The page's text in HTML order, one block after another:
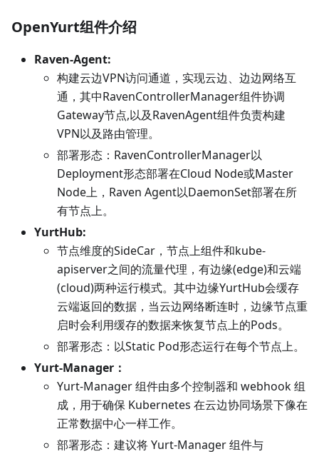
OpenYurt组件介绍
Raven-Agent:
构建云边VPN访问通道，实现云边、边边网络互
通，其中RavenControllerManager组件协调
Gateway节点,以及RavenAgent组件负责构建
VPN以及路由管理。
部署形态：RavenControllerManager以
Deployment形态部署在Cloud Node或Master
Node上，Raven Agent以DaemonSet部署在所
有节点上。
YurtHub:
节点维度的SideCar，节点上组件和kube-
apiserver之间的流量代理，有边缘(edge)和云端
(cloud)两种运行模式。其中边缘YurtHub会缓存
云端返回的数据，当云边网络断连时，边缘节点重
启时会利用缓存的数据来恢复节点上的Pods。
部署形态：以Static Pod形态运行在每个节点上。
Yurt-Manager：
Yurt-Manager 组件由多个控制器和 webhook 组
成，用于确保 Kubernetes 在云边协同场景下像在
正常数据中心一样工作。
部署形态：建议将 Yurt-Manager 组件与